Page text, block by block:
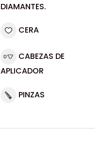
DIAMANTES.
CERA
CABEZAS DE
APLICADOR
PINZAS